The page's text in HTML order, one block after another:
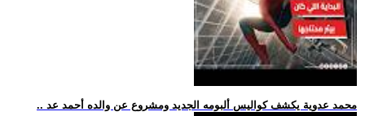
.. محمد عدوية يكشف كواليس ألبومه الجديد ومشروع عن والده أحمد عد